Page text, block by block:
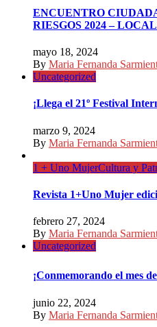
ENCUENTRO
RIESGOS 2024 –
mayo 18, 2024
By Maria Fernanda
Uncategorized
¡Llega el 21º Festival
marzo 9, 2024
By Maria Fernanda
1 + Uno MujerCultura y
Revista 1+Uno Mujer
febrero 27, 2024
By Maria Fernanda
Uncategorized
¡Conmemorando el mes
junio 22, 2024
By Maria Fernanda